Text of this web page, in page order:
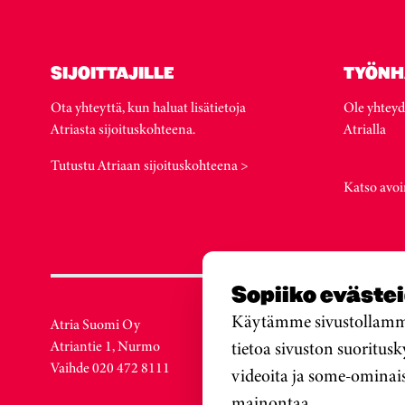
Sopiiko
Käytämme
tietoa sivuston
videoita ja some-
SIJOITTAJILLE
Ota yhteyttä, kun haluat lisätietoja
Atriasta sijoituskohteena.
Tutustu Atriaan sijoituskohteena >
Ole
Atrialla
Katso
Atria Suomi Oy
Atriantie 1, Nurmo
Vaihde 020 472 8111
Atria
Löfströms
SE-172
Sweden